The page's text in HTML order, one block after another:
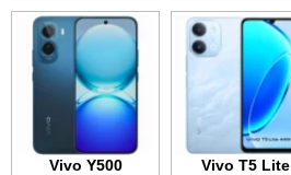
Vivo T5 Lite
Vivo Y500